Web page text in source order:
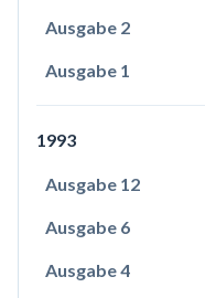
Ausgabe 2
Ausgabe 1
1993
Ausgabe 12
Ausgabe 6
Ausgabe 4